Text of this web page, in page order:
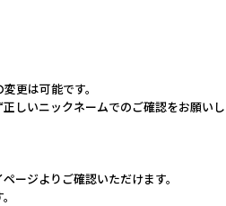
更は可能です。
しいニックネームでのご確認をお願い
ージよりご確認いただけます。